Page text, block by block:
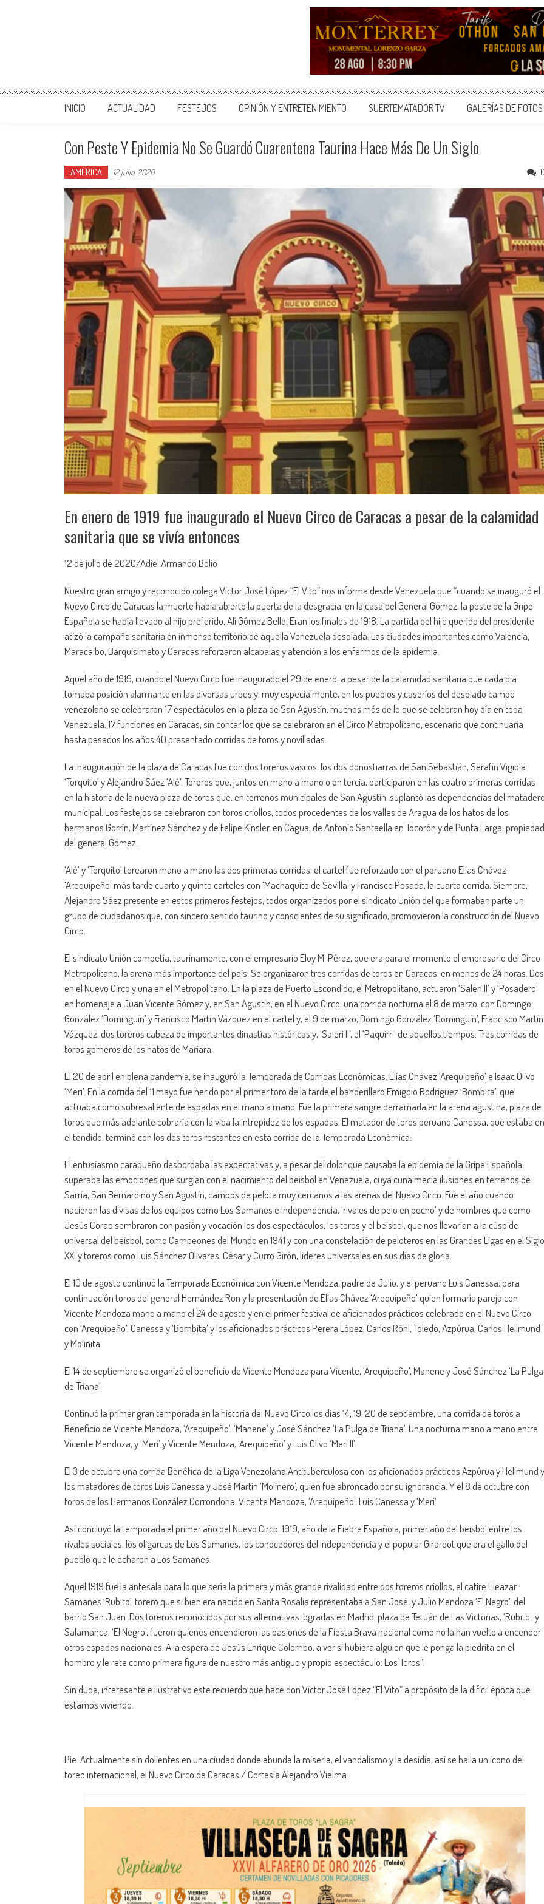
INICIO ACTUALIDAD FESTEJOS OPINIÓN Y ENTRETENIMIENTO SUERTEMATADOR TV GALERÍAS DE FOTOS
Con Peste Y Epidemia No Se Guardó Cuarentena Taurina Hace Más De Un Siglo
AMÉRICA 12 julio, 2020
En enero de 1919 fue inaugurado el Nuevo Circo de Caracas a pesar de la calamidad
sanitaria que se vivía entonces
12 de julio de 2020/Adiel Armando Bolio
Nuestro gran amigo y reconocido colega Víctor José López “El Vito” nos informa desde Venezuela que “cuando se inauguró el
Nuevo Circo de Caracas la muerte había abierto la puerta de la desgracia, en la casa del General Gómez, la peste de la Gripe
Española se había llevado al hijo preferido, Alí Gómez Bello. Eran los finales de 1918. La partida del hijo querido del presidente
atizó la campaña sanitaria en inmenso territorio de aquella Venezuela desolada. Las ciudades importantes como Valencia,
Maracaibo, Barquisimeto y Caracas reforzaron alcabalas y atención a los enfermos de la epidemia.
Aquel año de 1919, cuando el Nuevo Circo fue inaugurado el 29 de enero, a pesar de la calamidad sanitaria que cada día
tomaba posición alarmante en las diversas urbes y, muy especialmente, en los pueblos y caseríos del desolado campo
venezolano se celebraron 17 espectáculos en la plaza de San Agustín, muchos más de lo que se celebran hoy día en toda
Venezuela. 17 funciones en Caracas, sin contar los que se celebraron en el Circo Metropolitano, escenario que continuaría
hasta pasados los años 40 presentado corridas de toros y novilladas.
La inauguración de la plaza de Caracas fue con dos toreros vascos, los dos donostiarras de San Sebastián, Serafín Vigiola
‘Torquito’ y Alejandro Sáez ‘Alé’. Toreros que, juntos en mano a mano o en tercia, participaron en las cuatro primeras corridas
en la historia de la nueva plaza de toros que, en terrenos municipales de San Agustín, suplantó las dependencias del
municipal. Los festejos se celebraron con toros criollos, todos procedentes de los valles de Aragua de los hatos de los
hermanos Gorrín, Martínez Sánchez y de Felipe Kinsler, en Cagua, de Antonio Santaella en Tocorón y de Punta Larga, propiedad
del general Gómez.
‘Alé’ y ‘Torquito’ torearon mano a mano las dos primeras corridas, el cartel fue reforzado con el peruano Elías Chávez
‘Arequipeño’ más tarde cuarto y quinto carteles con ‘Machaquito de Sevilla’ y Francisco Posada, la cuarta corrida. Siempre,
Alejandro Sáez presente en estos primeros festejos, todos organizados por el sindicato Unión del que formaban parte un
grupo de ciudadanos que, con sincero sentido taurino y conscientes de su significado, promovieron la construcción del Nuevo
Circo.
El sindicato Unión competía, taurinamente, con el empresario Eloy M. Pérez, que era para el momento el empresario del Circo
Metropolitano, la arena más importante del país. Se organizaron tres corridas de toros en Caracas, en menos de 24 horas. Dos
en el Nuevo Circo y una en el Metropolitano. En la plaza de Puerto Escondido, el Metropolitano, actuaron ‘Saleri II’ y ‘Posadero’
en homenaje a Juan Vicente Gómez y, en San Agustín, en el Nuevo Circo, una corrida nocturna el 8 de marzo, con Domingo
González ‘Dominguín’ y Francisco Martín Vázquez en el cartel y, el 9 de marzo, Domingo González ‘Dominguín’, Francisco Martín
Vázquez, dos toreros cabeza de importantes dinastías históricas y, ‘Saleri II’, el ‘Paquirri’ de aquellos tiempos. Tres corridas de
toros gomeros de los hatos de Mariara.
El 20 de abril en plena pandemia, se inauguró la Temporada de Corridas Económicas: Elías Chávez ‘Arequipeño’ e Isaac Olivo
‘Meri’. En la corrida del 11 mayo fue herido por el primer toro de la tarde el banderillero Emigdio Rodríguez ‘Bombita’, que
actuaba como sobresaliente de espadas en el mano a mano. Fue la primera sangre derramada en la arena agustina, plaza de
toros que más adelante cobraría con la vida la intrepidez de los espadas. El matador de toros peruano Canessa, que estaba en
el tendido, terminó con los dos toros restantes en esta corrida de la Temporada Económica.
El entusiasmo caraqueño desbordaba las expectativas y, a pesar del dolor que causaba la epidemia de la Gripe Española,
superaba las emociones que surgían con el nacimiento del beisbol en Venezuela, cuya cuna mecía ilusiones en terrenos de
Sarría, San Bernardino y San Agustín, campos de pelota muy cercanos a las arenas del Nuevo Circo. Fue el año cuando
nacieron las divisas de los equipos como Los Samanes e Independencia, ‘rivales de pelo en pecho’ y de hombres que como
Jesús Corao sembraron con pasión y vocación los dos espectáculos, los toros y el beisbol, que nos llevarían a la cúspide
universal del beisbol, como Campeones del Mundo en 1941 y con una constelación de peloteros en las Grandes Ligas en el Siglo
XXI y toreros como Luis Sánchez Olivares, César y Curro Girón, líderes universales en sus días de gloria.
El 10 de agosto continuó la Temporada Económica con Vicente Mendoza, padre de Julio, y el peruano Luis Canessa, para
continuación toros del general Hernández Ron y la presentación de Elías Chávez ‘Arequipeño’ quien formaría pareja con
Vicente Mendoza mano a mano el 24 de agosto y en el primer festival de aficionados prácticos celebrado en el Nuevo Circo
con ‘Arequipeño’, Canessa y ‘Bombita’ y los aficionados prácticos Perera López, Carlos Röhl, Toledo, Azpúrua, Carlos Hellmund
y Molinita.
El 14 de septiembre se organizó el beneficio de Vicente Mendoza para Vicente, ‘Arequipeño’, Manene y José Sánchez ‘La Pulga
de Triana’.
Continuó la primer gran temporada en la historia del Nuevo Circo los días 14, 19, 20 de septiembre, una corrida de toros a
Beneficio de Vicente Mendoza, ‘Arequipeño’, ‘Manene’ y José Sánchez ‘La Pulga de Triana’. Una nocturna mano a mano entre
Vicente Mendoza, y ‘Meri’ y Vicente Mendoza, ‘Arequipeño’ y Luis Olivo ‘Meri II’.
El 3 de octubre una corrida Benéfica de la Liga Venezolana Antituberculosa con los aficionados prácticos Azpúrua y Hellmund y
los matadores de toros Luis Canessa y José Martín ‘Molinero’, quien fue abroncado por su ignorancia. Y el 8 de octubre con
toros de los Hermanos González Gorrondona, Vicente Mendoza, ‘Arequipeño’, Luis Canessa y ‘Meri’.
Así concluyó la temporada el primer año del Nuevo Circo, 1919, año de la Fiebre Española, primer año del beisbol entre los
rivales sociales, los oligarcas de Los Samanes, los conocedores del Independencia y el popular Girardot que era el gallo del
pueblo que le echaron a Los Samanes.
Aquel 1919 fue la antesala para lo que sería la primera y más grande rivalidad entre dos toreros criollos, el catire Eleazar
Samanes ‘Rubito’, torero que si bien era nacido en Santa Rosalía representaba a San José, y Julio Mendoza ‘El Negro’, del
barrio San Juan. Dos toreros reconocidos por sus alternativas logradas en Madrid, plaza de Tetuán de Las Victorias, ‘Rubito’, y
Salamanca, ‘El Negro’, fueron quienes encendieron las pasiones de la Fiesta Brava nacional como no la han vuelto a encender
otros espadas nacionales. A la espera de Jesús Enrique Colombo, a ver si hubiera alguien que le ponga la piedrita en el
hombro y le rete como primera figura de nuestro más antiguo y propio espectáculo: Los Toros”.
Sin duda, interesante e ilustrativo este recuerdo que hace don Víctor José López “El Vito” a propósito de la difícil época que
estamos viviendo.
Pie. Actualmente sin dolientes en una ciudad donde abunda la miseria, el vandalismo y la desidia, así se halla un icono del
toreo internacional, el Nuevo Circo de Caracas / Cortesía Alejandro Vielma